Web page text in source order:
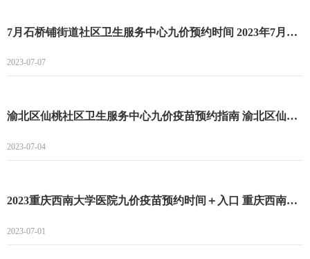
7月石桥铺街道社区卫生服务中心九价预约时间 2023年7月石桥铺街道社区卫生服务中心九价预约时间
2023-07-07
渝北区仙桃社区卫生服务中心九价疫苗预约指南 渝北区仙桃社区卫生服务中心九价疫苗预约流程
2023-07-04
2023重庆西南大学医院九价疫苗预约时间＋入口 重庆西南大学医院九价疫苗预约时间
2023-07-01